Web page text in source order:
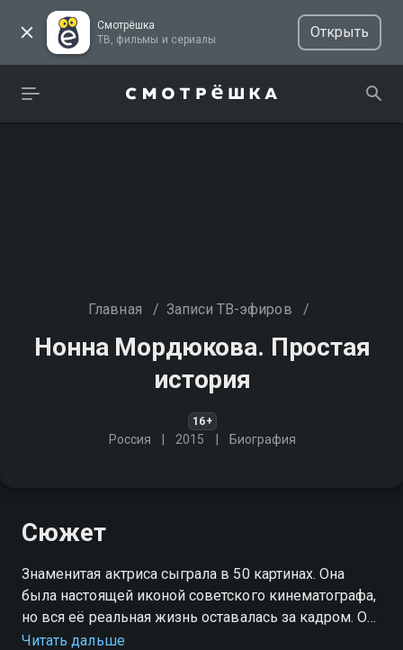
Смотрёшка
ТВ, фильмы и сериалы
Открыть
Главная / Записи ТВ-эфиров /
Нонна Мордюкова. Простая
история
16+
Россия 2015 Биография
Сюжет
Знаменитая актриса сыграла в 50 картинах. Она
была настоящей иконой советского кинематографа,
но вся её реальная жизнь оставалась за кадром. Она
превратилась в мифы, домыслы, слухи
Читать дальше